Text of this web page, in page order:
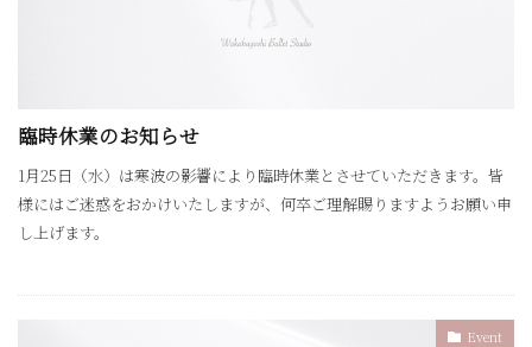
臨時休業のお知らせ
1月25日（水）は寒波の影響により臨時休業とさせていただきます。皆
様にはご迷惑をおかけいたしますが、何卒ご理解賜りますようお願い申
し上げます。
Event